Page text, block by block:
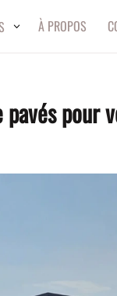
À PROPOS
pour